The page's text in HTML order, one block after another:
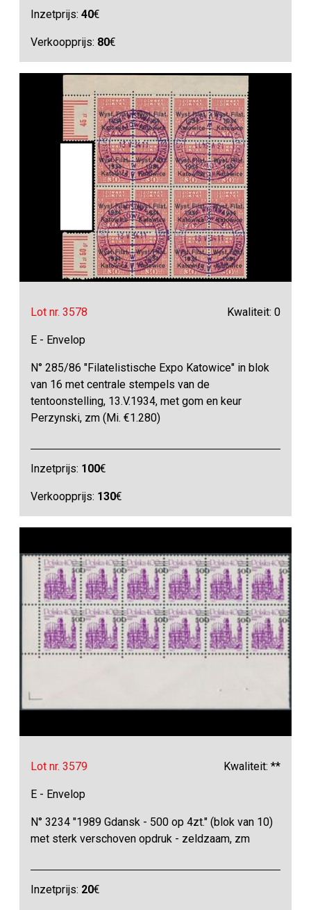
Inzetprijs:40€
Verkoopprijs: 80€
Lot nr. 3578 Kwaliteit: 0
E - Envelop
N° 285/86 "Filatelistische Expo Katowice" in blok
van 16 met centrale stempels van de
tentoonstelling, 13.V.1934, met gom en keur
Perzynski, zm (Mi. €1.280)
Inzetprijs: 100€
Verkoopprijs: 130€
Lot nr. 3579 Kwaliteit: **
E - Envelop
N° 3234 "1989 Gdansk - 500 op 4zt." (blok van 10)
met sterk verschoven opdruk - zeldzaam, zm
Inzetprijs: 20€